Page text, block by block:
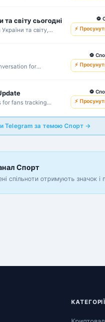
світу сьогодні
та світу,
⚽
⚡
for
⚽
⚡
for fans tracking
⚽
⚡
Telegram за темою Спорт →
Спорт
спільноти отримують значок і
КАТЕГОРІЇ